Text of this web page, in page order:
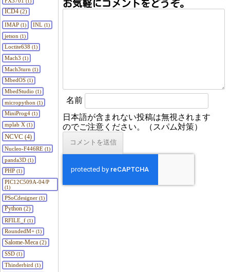
ICD4 (2)
IMAP(1) INL (1)
jetson (1)
Loctite638 (1)
Mach3 (1)
Mach3turn (1)
MbedOS(1)
MbedStudio (1)
micropython (1)
MiniProg4(1)
mplab X(1)
NCVC (4)
Nucleo-F446RE(1)
panda3D(1)
PHP(1)
PIC12C509A-04/P
(1)
PSoCdesigner(1)
Python (2)
RFILE_f(1)
RoundedM+(1)
Salome-Meca (2)
SSD(1)
Thinderbird (1)
お気軽にコメントをどうぞ。
名前
日本語が含まれない投稿は無視されます
のでご注意ください。（スパム対策）